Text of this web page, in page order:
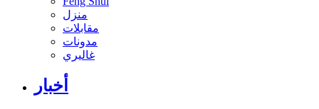
منزل
مقابلات
مدونات
غاليري
أخبار